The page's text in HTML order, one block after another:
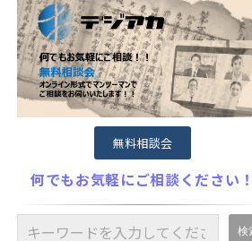
無料相談会
何でもお気軽にご相談ください！